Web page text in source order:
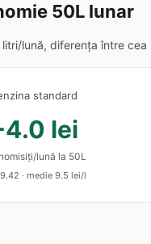
50L lunar
lună, diferența între
standard
lei
lună la 50L
· medie 9.5 lei/l